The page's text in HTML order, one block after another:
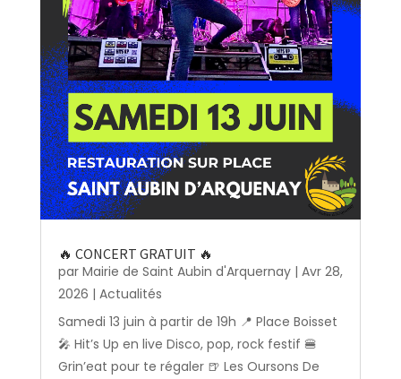
🔥 CONCERT GRATUIT 🔥
par Mairie de Saint Aubin d'Arquernay| Avr 28,
2026 | Actualités
Samedi 13 juin à partir de 19h 📍 Place Boisset
🎤 Hit’s Up en live Disco, pop, rock festif 🍔
Grin’eat pour te régaler 🍺 Les Oursons De